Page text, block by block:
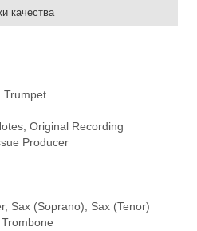
качества
Trumpet
Original Recording
Producer
Sax (Soprano), Sax (Tenor)